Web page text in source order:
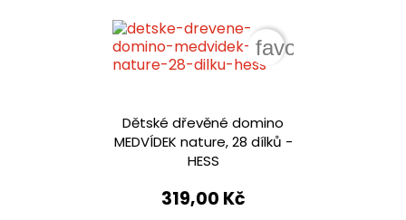
Dětské dřevěné domino
MEDVÍDEK nature, 28 dílků -
HESS
319,00 Kč
favorite_border